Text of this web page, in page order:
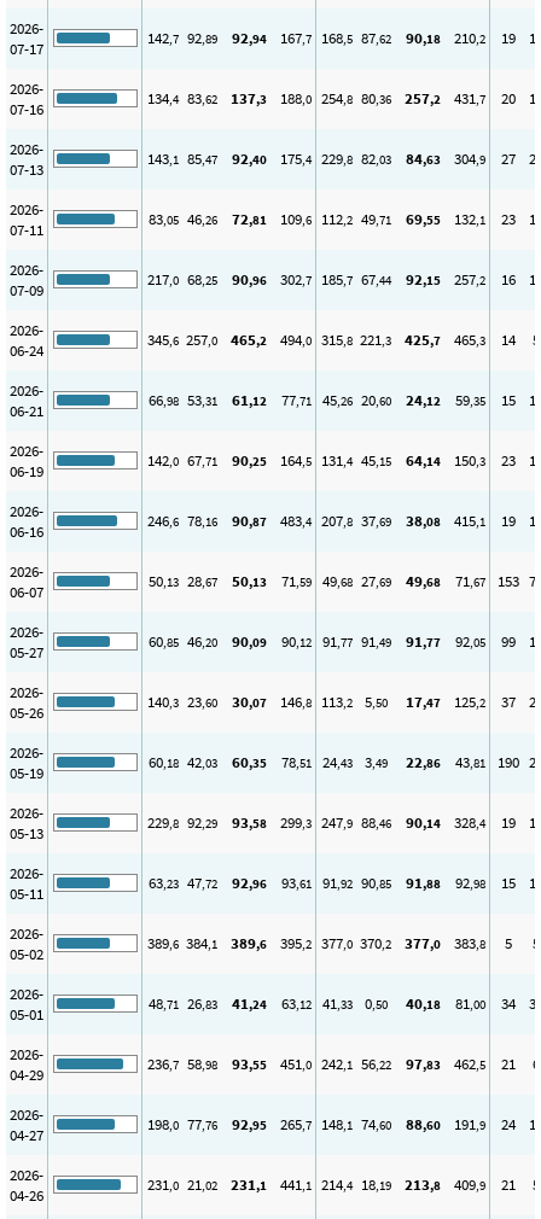
2026-
07-17
142,7 92,89 92,94 167,7 168,5 87,62 90,18 210,2 19
2026-
07-16
134,4 83,62 137,3 188,0 254,8 80,36 257,2 431,7 20
2026-
07-13
143,1 85,47 92,40 175,4 229,8 82,03 84,63 304,9 27
2026-
07-11
83,05 46,26 72,81 109,6 112,2 49,71 69,55 132,1 23
2026-
07-09
217,0 68,25 90,96 302,7 185,7 67,44 92,15 257,2 16
2026-
06-24
345,6 257,0 465,2 494,0 315,8 221,3 425,7 465,3 14 5
2026-
06-21
66,98 53,31 61,12 77,71 45,26 20,60 24,12 59,35 15
2026-
06-19
142,0 67,71 90,25 164,5 131,4 45,15 64,14 150,3 23
2026-
06-16
246,6 78,16 90,87 483,4 207,8 37,69 38,08 415,1 19
2026-
06-07
50,13 28,67 50,13 71,59 49,68 27,69 49,68 71,67 153
2026-
05-27
60,85 46,20 90,09 90,12 91,77 91,49 91,77 92,05 99
2026-
05-26
140,3 23,60 30,07 146,8 113,2 5,50 17,47 125,2 37
2026-
05-19
60,18 42,03 60,35 78,51 24,43 3,49 22,86 43,81 190
2026-
05-13
229,8 92,29 93,58 299,3 247,9 88,46 90,14 328,4 19
2026-
05-11
63,23 47,72 92,96 93,61 91,92 90,85 91,88 92,98 15
2026-
05-02
389,6 384,1 389,6 395,2 377,0 370,2 377,0 383,8 5 5
2026-
05-01
48,71 26,83 41,24 63,12 41,33 0,50 40,18 81,00 34
2026-
04-29
236,7 58,98 93,55 451,0 242,1 56,22 97,83 462,5 21 6
2026-
04-27
198,0 77,76 92,95 265,7 148,1 74,60 88,60 191,9 24
2026-
04-26
231,0 21,02 231,1 441,1 214,4 18,19 213,8 409,9 21 5